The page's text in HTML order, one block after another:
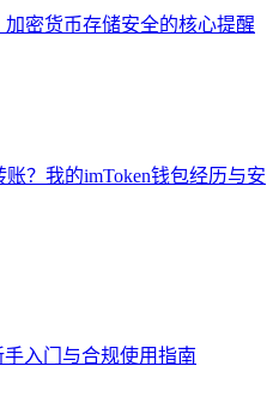
密货币存储安全的核心提醒
？我的imToken钱包经历与安
手入门与合规使用指南